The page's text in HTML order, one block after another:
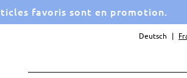
favoris sont en promotion.
Deutsch